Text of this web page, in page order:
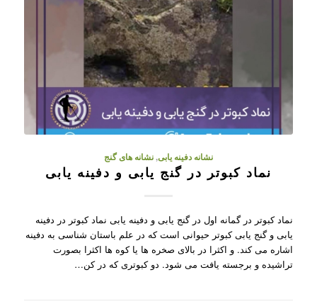
نشانه دفینه یابی,نشانه های گنج
نماد کبوتر در گنج یابی و دفینه یابی
نماد کبوتر در گمانه اول در گنج یابی و دفینه یابی نماد کبوتر در دفینه
یابی و گنج یابی کبوتر حیوانی است که در علم باستان شناسی به دفینه
اشاره می کند. و اکثرا در بالای صخره ها یا کوه ها اکثرا بصورت
تراشیده و برجسته یافت می شود. دو کبوتری که در کن…